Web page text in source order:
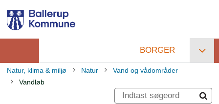
hovedindhold
Primær
navigation
BORGER
Brødkrumme
Natur, klima & miljø Natur
Vand og vådområder
Vandløb